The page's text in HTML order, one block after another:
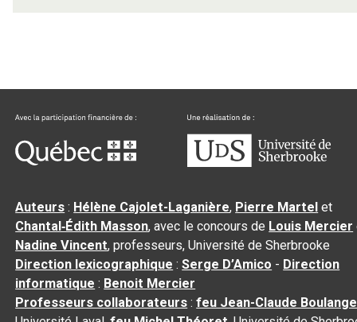
Auteurs : Hélène Cajolet-Laganière, Pierre Martel et
Chantal‑Édith Masson, avec le concours de Louis Mercier
Nadine Vincent, professeurs, Université de Sherbrooke
Direction lexicographique :Serge D’Amico - Direction
informatique : Benoit Mercier
Professeurs collaborateurs :feu Jean-Claude